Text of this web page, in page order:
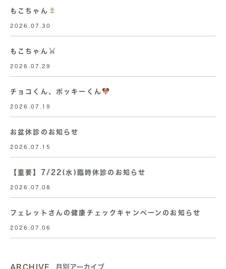
もこちゃん
2026.07.30
もこちゃん
2026.07.29
チョコくん、ポッキーくん
2026.07.19
お盆休診のお知らせ
2026.07.15
【重要】7/22(水)臨時休診のお知らせ
2026.07.08
フェレットさんの健康チェックキャンペーンのお知らせ
2026.07.06
ARCHIVE 月別アーカイブ